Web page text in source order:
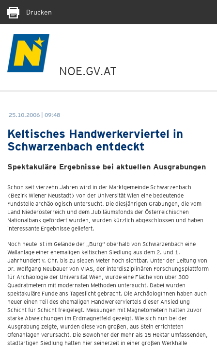
Drucken
NOE.GV.AT
25.10.2006 | 09:48
Keltisches Handwerkerviertel in
Schwarzenbach entdeckt
Spektakuläre Ergebnisse bei aktuellen Ausgrabungen
Schon seit vierzehn Jahren wird in der Marktgemeinde Schwarzenbach
(Bezirk Wiener Neustadt) von der Universität Wien eine bedeutende
Fundstelle archäologisch untersucht. Die diesjährigen Grabungen, die vom
Land Niederösterreich und dem Jubiläumsfonds der Österreichischen
Nationalbank gefördert wurden, wurden kürzlich abgeschlossen und haben
interessante Ergebnisse geliefert.
Noch heute ist im Gelände der „Burg“ oberhalb von Schwarzenbach eine
Wallanlage einer ehemaligen keltischen Siedlung aus dem 2. und 1.
Jahrhundert v. Chr. bis zu sieben Meter hoch sichtbar. Unter der Leitung von
Dr. Wolfgang Neubauer von VIAS, der interdisziplinären Forschungsplattform
für Archäologie der Universität Wien, wurde eine Fläche von über 300
Quadratmetern mit modernsten Methoden untersucht. Dabei wurden
spektakuläre Funde ans Tageslicht gebracht. Die ArchäologInnen haben auch
heuer einen Teil des ehemaligen Handwerkerviertels dieser Ansiedlung
Schicht für Schicht freigelegt. Messungen mit Magnetometern hatten zuvor
starke Abweichungen im Erdmagnetfeld gezeigt. Wie sich nun bei der
Ausgrabung zeigte, wurden diese von großen, aus Stein errichteten
Ofenanlagen verursacht. Die Bewohner der mehr als 15 Hektar umfassenden,
stadtartigen Siedlung hatten hier seinerzeit in einer großen Werkhalle